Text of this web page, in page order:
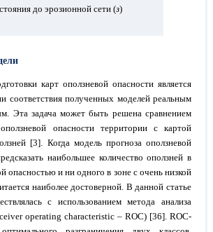
до эрозионной сети (з)
карт оползневой опасности является
соответствия полученных моделей реальным
Эта задача может быть решена сравнением
опасности территории с картой
[3]. Когда модель прогноза оползневой
наибольшее количество оползней в
опасностью и ни одного в зоне с очень низкой
наиболее достоверной. В данной статье
с использованием метода анализа
operating characteristic – ROC) [36]. ROC-